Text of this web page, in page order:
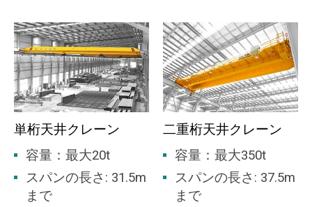
います。
物のT1～T4群の場所
に適しています。ゾ
ーン 1 またはゾーン
2 の危険区域に適し
ています。
単桁天井クレーン
容量：最大20t
スパンの長さ: 31.5m
まで
二重桁天井クレーン
容量：最大350t
スパンの長さ: 37.5m
まで